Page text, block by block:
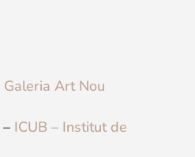
Galeria Art Nou
ICUB – Institut de